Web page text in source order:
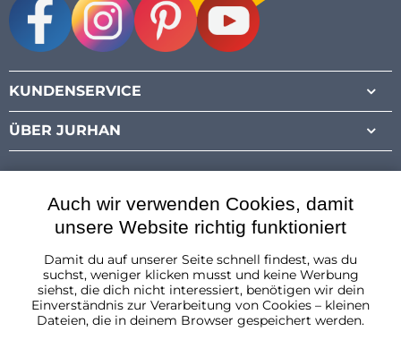
KUNDENSERVICE
ÜBER JURHAN
Österreich
Auch wir verwenden Cookies, damit
unsere Website richtig funktioniert
Damit du auf unserer Seite schnell findest, was du
suchst, weniger klicken musst und keine Werbung
siehst, die dich nicht interessiert, benötigen wir dein
Einverständnis zur Verarbeitung von Cookies – kleinen
Dateien, die in deinem Browser gespeichert werden.